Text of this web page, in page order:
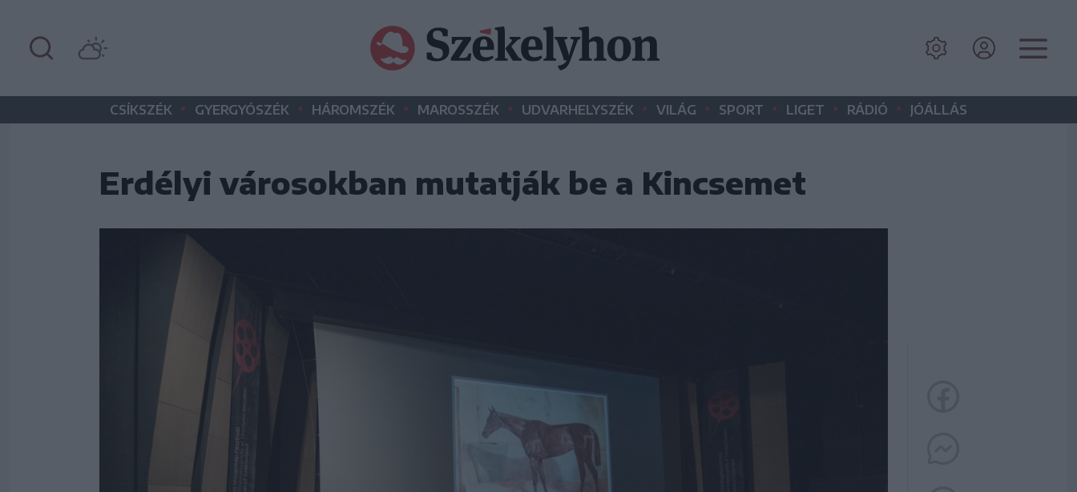
CSÍKSZÉK • GYERGYÓSZÉK • HÁROMSZÉK • MAROSSZÉK • UDVARHELYSZÉK • VILÁG • SPORT • LIGET • RÁDIÓ • JÓÁLLÁS
Erdélyi városokban mutatják be a Kincsemet